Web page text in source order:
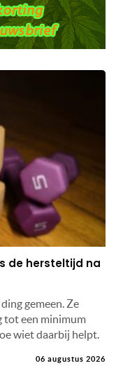
de hersteltijd na
gemeen. Ze
tot een minimum
wiet daarbij helpt.
06 augustus 2026